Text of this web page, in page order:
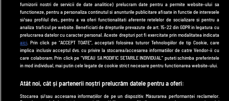
Politică de confidențialitate
Contact
Modifică Setările
Acest site este creat și administrat de Digital Antena Group. Toate drepturile
furnizorii nostri de servicii de date analitice) prelucram date pentru a permite website-ului sa
functioneze, pentru a personaliza continutul si anunturile publicitare afisate in functie de interesele
si/sau profilul dvs., pentru a va oferi functionalitati aferente retelelor de socializare si pentru a
analiza traficul pe website. Beneficiati de drepturile prevazute de art. 15-22 din GDPR in legatura cu
prelucrarea datelor cu caracter personal. Aceste drepturi pot fi exercitate prin modalitatea indicata
aici . Prin click pe “ACCEPT TOATE”, acceptati folosirea tuturor Tehnologiilor de tip Cookie, care
implica inclusiv acceptul dvs. cu privire la stocarea/accesarea informatiilor de catre Vendor-ii cu
care colaboram. Prin click pe “VREAU SA MODIFIC SETARILE INDIVIDUAL” puteti schimba preferintele
in mod individual, mai putin cele legate de cookie strict necesare pentru functionarea website-ului.
Atât noi, cât și partenerii noștri prelucrăm datele pentru a oferi:
Stocarea și/sau accesarea informațiilor de pe un dispozitiv. Măsurarea performanței reclamelor.